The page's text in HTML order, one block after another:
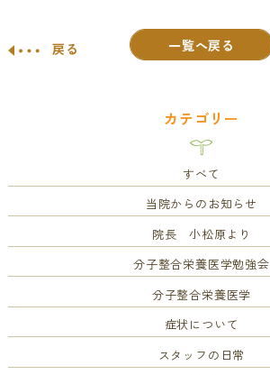
戻る 一覧へ戻る
カテゴリー
すべて
当院からのお知らせ
院長 小松原より
分子整合栄養医学勉強会
分子整合栄養医学
症状について
スタッフの日常